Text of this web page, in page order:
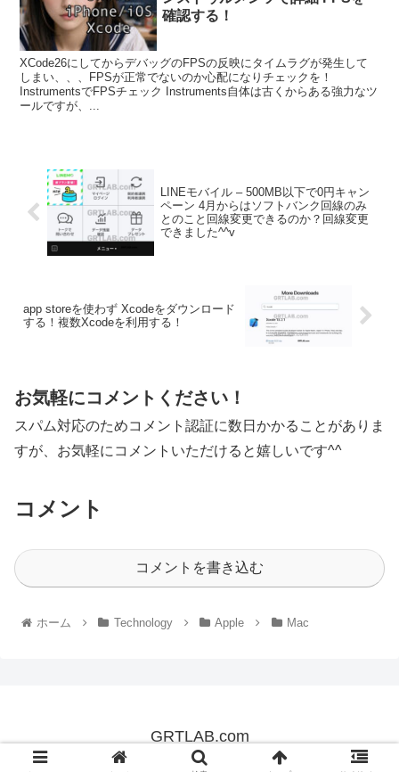
確認する！
XCode26にしてからデバッグのFPSの反映にタイムラグが発生して
しまい、、、FPSが正常でないのか心配になりチェックを！
InstrumentsでFPSチェック Instruments自体は古くからある強力なツ
ールですが、...
LINEモバイル – 500MB以下で0円キャン
ペーン 4月からはソフトバンク回線のみ
とのこと回線変更できるのか？回線変更
できました^^v
app storeを使わず Xcodeをダウンロード
する！複数Xcodeを利用する！
お気軽にコメントください！
スパム対応のためコメント認証に数日かかることがありま
すが、お気軽にコメントいただけると嬉しいです^^
コメント
コメントを書き込む
ホーム Technology Apple Mac
GRTLAB.com
© 2019 GRTLAB.com.